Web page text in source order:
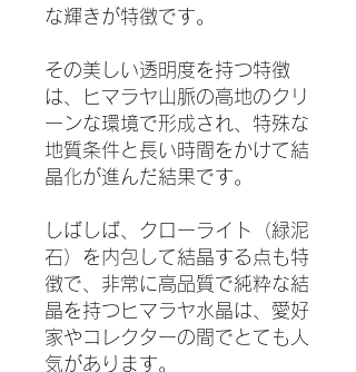
な輝きが特徴です。
その美しい透明度を持つ特徴
は、ヒマラヤ山脈の高地のクリ
ーンな環境で形成され、特殊な
地質条件と長い時間をかけて結
晶化が進んだ結果です。
しばしば、クローライト（緑泥
石）を内包して結晶する点も特
徴で、非常に高品質で純粋な結
晶を持つヒマラヤ水晶は、愛好
家やコレクターの間でとても人
気があります。